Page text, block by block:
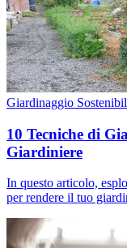
Giardinaggio
10 Tecniche di
Giardiniere
In questo articolo,
per rendere il tuo